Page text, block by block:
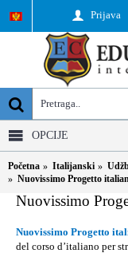
Prijava
OPCIJE
Početna Italijanski
Nuovissimo Progetto
Nuovissimo
Nuovissimo Progetto
del corso d’italiano per